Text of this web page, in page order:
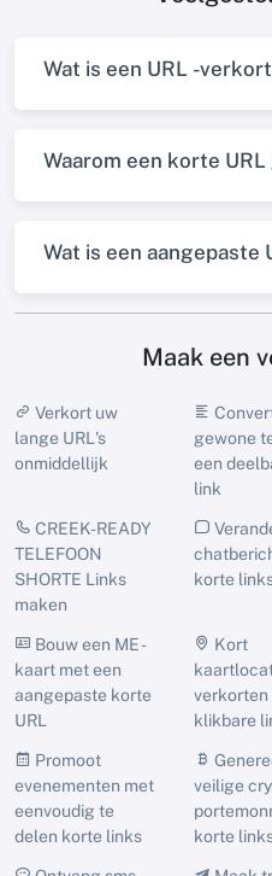
Wat is een URL -
Waarom een ​​korte
Wat is een aangepaste
Maak een
Verkort uw
lange URL's
onmiddellijk
gewone
een
link
CREEK-READY
TELEFOON
SHORTE Links
maken
korte
Bouw een ME -
kaart met een
aangepaste korte
URL
Kort
verkorten
klikbare
Promoot
evenementen met
eenvoudig te
delen korte links
veilige
korte